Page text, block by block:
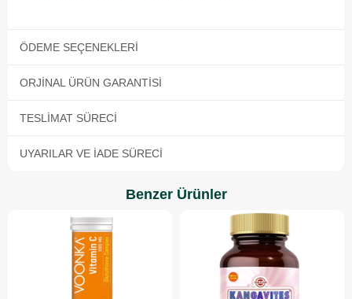
ÖDEME SEÇENEKLERI
ORJINAL ÜRÜN GARANTISI
TESLIMAT SÜRECI
UYARILAR VE İADE SÜRECI
Benzer Ürünler